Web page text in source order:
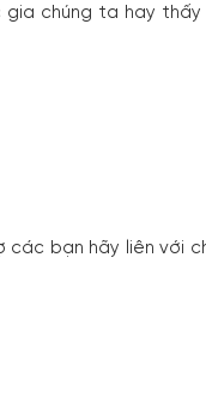
chúng ta hay
bạn hãy liên với